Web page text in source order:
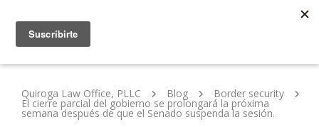
Quiroga Law Office, PLLC Blog Border security
El cierre parcial del gobierno se prolongará la próxima
semana después de que el Senado suspenda la sesión.